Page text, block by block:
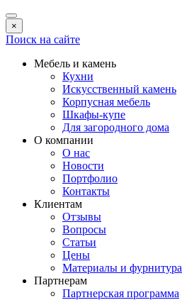
×
Поиск на сайте
Мебель и камень
Кухни
Искусственный камень
Корпусная мебель
Шкафы-купе
Для загородного дома
О компании
О нас
Новости
Портфолио
Контакты
Клиентам
Отзывы
Вопросы
Статьи
Цены
Материалы и фурнитура
Партнерам
Партнерская программа